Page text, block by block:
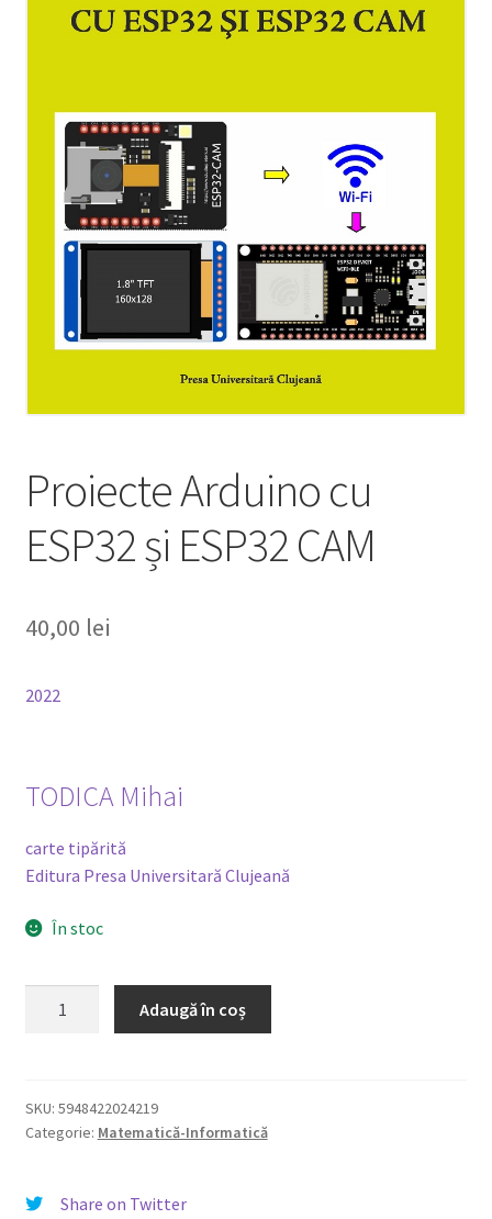
Colecții
Extinde
Periodice
Contact
Proiecte Arduino cu
ESP32 și ESP32 CAM
40,00 lei
2022
TODICA Mihai
carte tipărită
Editura Presa Universitară Clujeană
În stoc
ESP32
și
Adaugă în coș
SKU: 5948422024219
Categorie: Matematică-Informatică
Share on Twitter